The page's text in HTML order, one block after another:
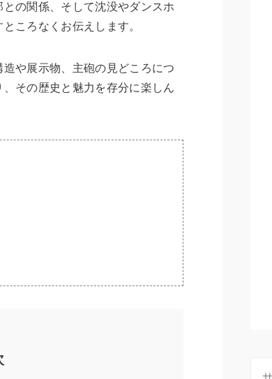
の関係、そして沈没やダンスホ
ころなくお伝えします。
や展示物、主砲の見どころにつ
その歴史と魅力を存分に楽しん